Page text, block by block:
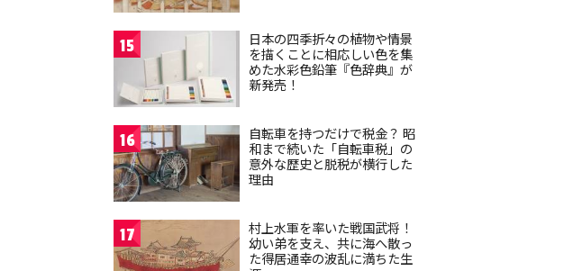
15
日本の四季折々の植物や情景
を描くことに相応しい色を集
めた水彩色鉛筆『色辞典』が
新発売！
16
自転車を持つだけで税金？ 昭
和まで続いた「自転車税」の
意外な歴史と脱税が横行した
理由
17
村上水軍を率いた戦国武将！
幼い弟を支え、共に海へ散っ
た得居通幸の波乱に満ちた生